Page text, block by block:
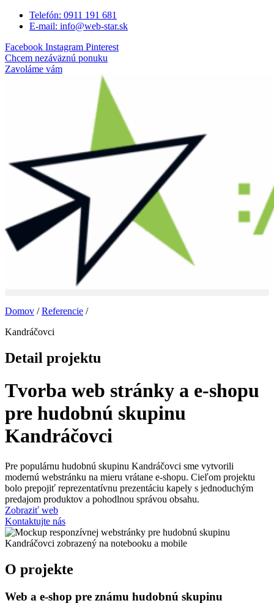
PreskočiťTelefón: 0911 191 681
E-mail: info@web-star.sk
Facebook Instagram Pinterest
Chcem nezáväznú ponuku
Zavoláme vám
Domov /Referencie /
Kandráčovci
Detail projektu
Tvorba web stránky a e-shopu
pre hudobnú skupinu
Kandráčovci
Pre populárnu hudobnú skupinu Kandráčovci sme vytvorili
modernú webstránku na mieru vrátane e-shopu. Cieľom projektu
bolo prepojiť reprezentatívnu prezentáciu kapely s jednoduchým
predajom produktov a pohodlnou správou obsahu.
Zobraziť web
Kontaktujte nás
O projekte
Web a e-shop pre známu hudobnú skupinu